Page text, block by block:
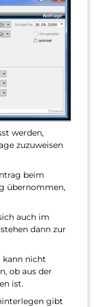
werden,
zuzuweisen
beim
übernommen,
auch im
dann zur
kann nicht
ob aus der
ist.
gibt